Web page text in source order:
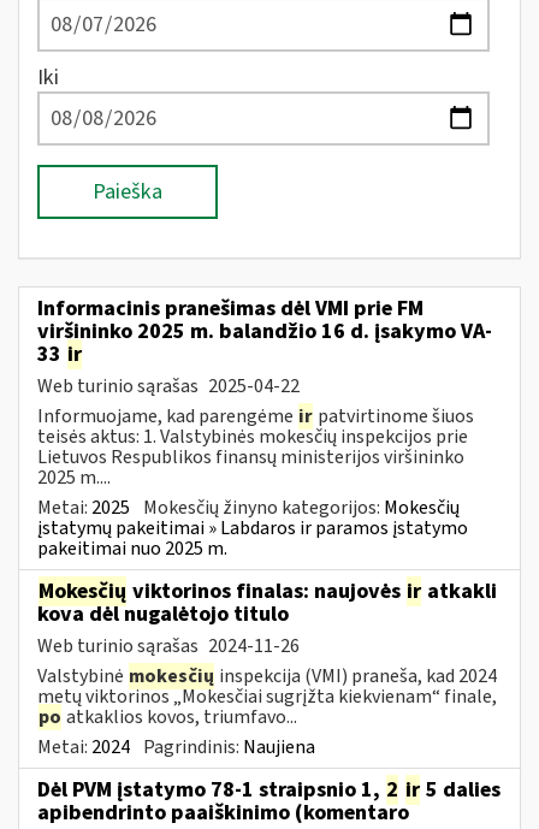
Iki
Paieška
Informacinis pranešimas dėl VMI prie FM
viršininko 2025 m. balandžio 16 d. įsakymo VA-
33 ir
Web turinio sąrašas 2025-04-22
Informuojame, kad parengėme ir patvirtinome šiuos
teisės aktus: 1. Valstybinės mokesčių inspekcijos prie
Lietuvos Respublikos finansų ministerijos viršininko
2025 m....
Metai: 2025 Mokesčių žinyno kategorijos: Mokesčių
įstatymų pakeitimai » Labdaros ir paramos įstatymo
pakeitimai nuo 2025 m.
Mokesčių viktorinos finalas: naujovės ir atkakli
kova dėl nugalėtojo titulo
Web turinio sąrašas 2024-11-26
Valstybinė mokesčių inspekcija (VMI) praneša, kad 2024
metų viktorinos „Mokesčiai sugrįžta kiekvienam“ finale,
po atkaklios kovos, triumfavo...
Metai: 2024 Pagrindinis: Naujiena
Dėl PVM įstatymo 78-1 straipsnio 1, 2 ir 5 dalies
apibendrinto paaiškinimo (komentaro